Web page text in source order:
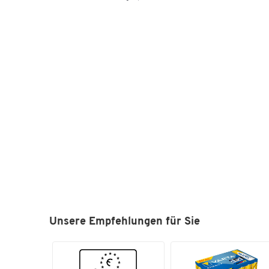
Unsere Empfehlungen für Sie